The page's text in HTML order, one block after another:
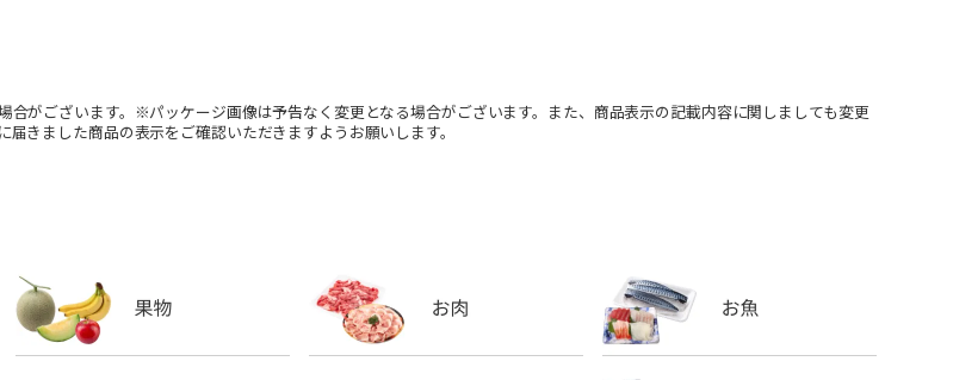
合がございます。※パッケージ画像は予告なく変更となる場合がございます。また、商品表示の記載内容に関しましても変更
届きました商品の表示をご確認いただきますようお願いします。